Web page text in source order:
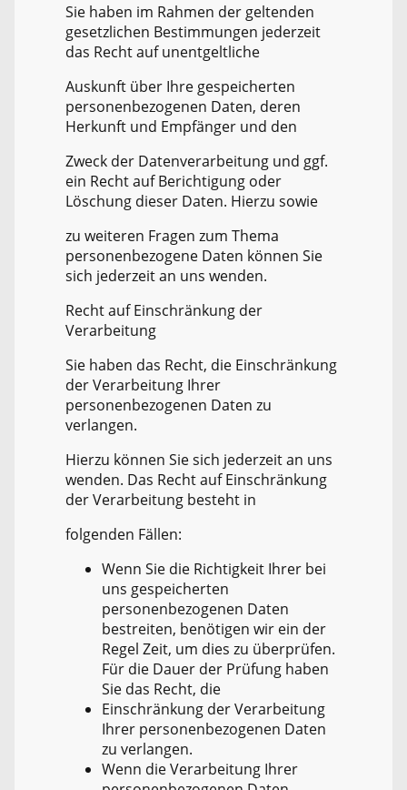
Sie haben im Rahmen der geltenden
gesetzlichen Bestimmungen jederzeit
das Recht auf unentgeltliche
Auskunft über Ihre gespeicherten
personenbezogenen Daten, deren
Herkunft und Empfänger und den
Zweck der Datenverarbeitung und ggf.
ein Recht auf Berichtigung oder
Löschung dieser Daten. Hierzu sowie
zu weiteren Fragen zum Thema
personenbezogene Daten können Sie
sich jederzeit an uns wenden.
Recht auf Einschränkung der
Verarbeitung
Sie haben das Recht, die Einschränkung
der Verarbeitung Ihrer
personenbezogenen Daten zu
verlangen.
Hierzu können Sie sich jederzeit an uns
wenden. Das Recht auf Einschränkung
der Verarbeitung besteht in
folgenden Fällen:
Wenn Sie die Richtigkeit Ihrer bei
uns gespeicherten
personenbezogenen Daten
bestreiten, benötigen wir ein der
Regel Zeit, um dies zu überprüfen.
Für die Dauer der Prüfung haben
Sie das Recht, die
Einschränkung der Verarbeitung
Ihrer personenbezogenen Daten
zu verlangen.
Wenn die Verarbeitung Ihrer